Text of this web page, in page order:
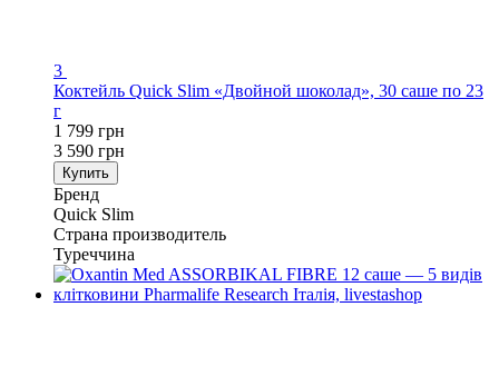
3
Коктейль Quick Slim «Двойной шоколад», 30 саше по 23
г
1 799 грн
3 590 грн
Купить
Бренд
Quick Slim
Страна производитель
Туреччина